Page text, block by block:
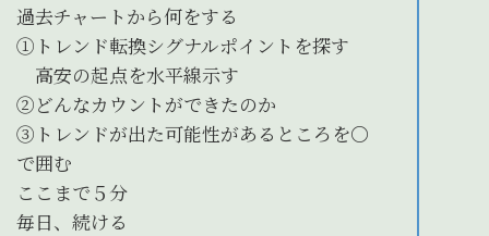
過去チャートから何をする
①トレンド転換シグナルポイントを探す
高安の起点を水平線示す
②どんなカウントができたのか
③トレンドが出た可能性があるところを〇
で囲む
ここまで５分
毎日、続ける